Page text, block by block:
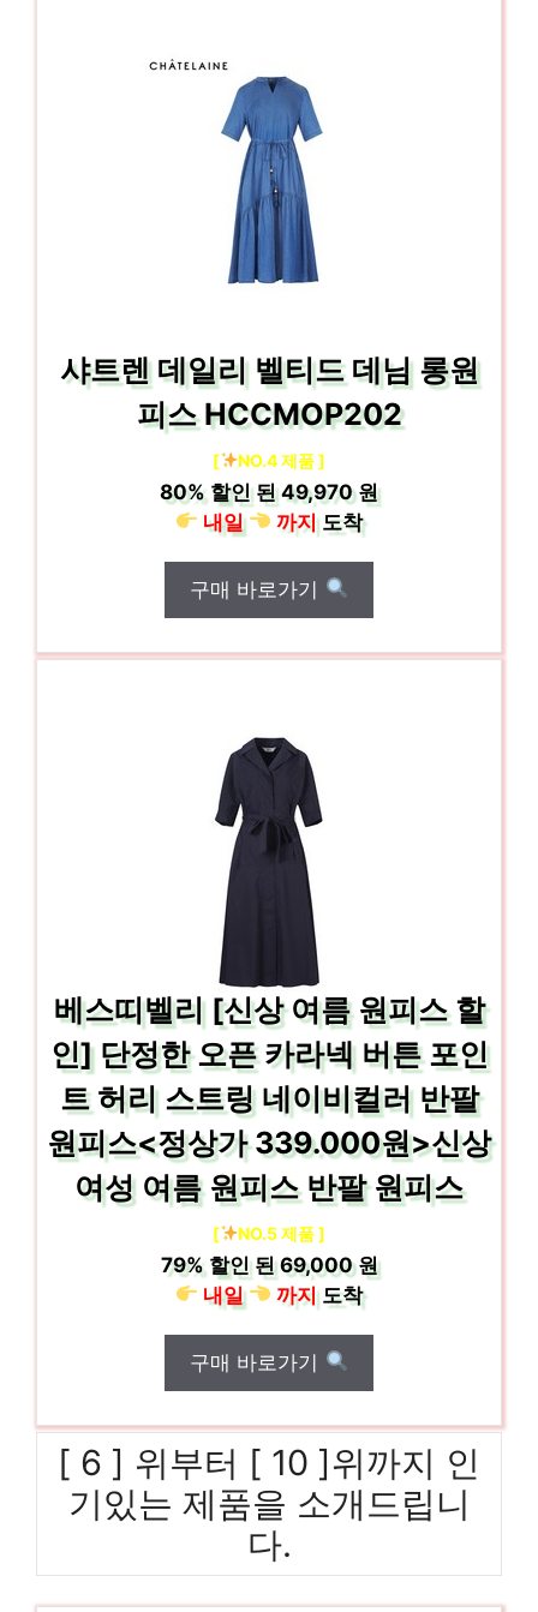
샤트렌 데일리 벨티드 데님 롱원
피스 HCCMOP202
[ NO.4 제품 ]
80% 할인 된49,970 원
내일
까지도착
구매 바로가기
베스띠벨리 [신상 여름 원피스 할
인] 단정한 오픈 카라넥 버튼 포인
트 허리 스트링 네이비컬러 반팔
원피스<정상가 339.000원>신상
여성 여름 원피스 반팔 원피스
[ NO.5 제품 ]
79%할인 된69,000 원
내일
까지도착
구매 바로가기
[ 6 ] 위부터 [ 10 ]위까지 인
기있는 제품을 소개드립니
다.